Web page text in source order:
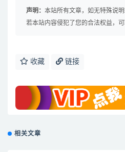
声明： 本站所有文章，如无特殊说
若本站内容侵犯了您的合法权益，可
收藏 链接
相关文章